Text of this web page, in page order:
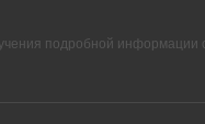
подробной информации